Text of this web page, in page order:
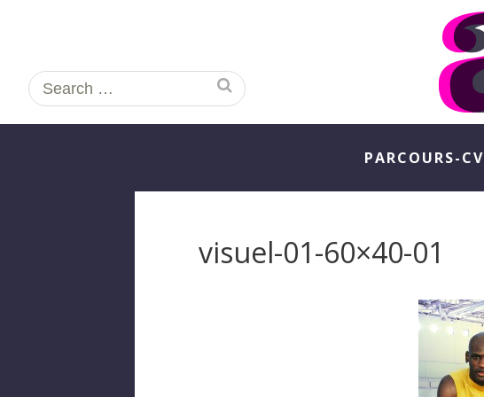
Search
for:
PARCOURS-CV
visuel-01-60×40-01